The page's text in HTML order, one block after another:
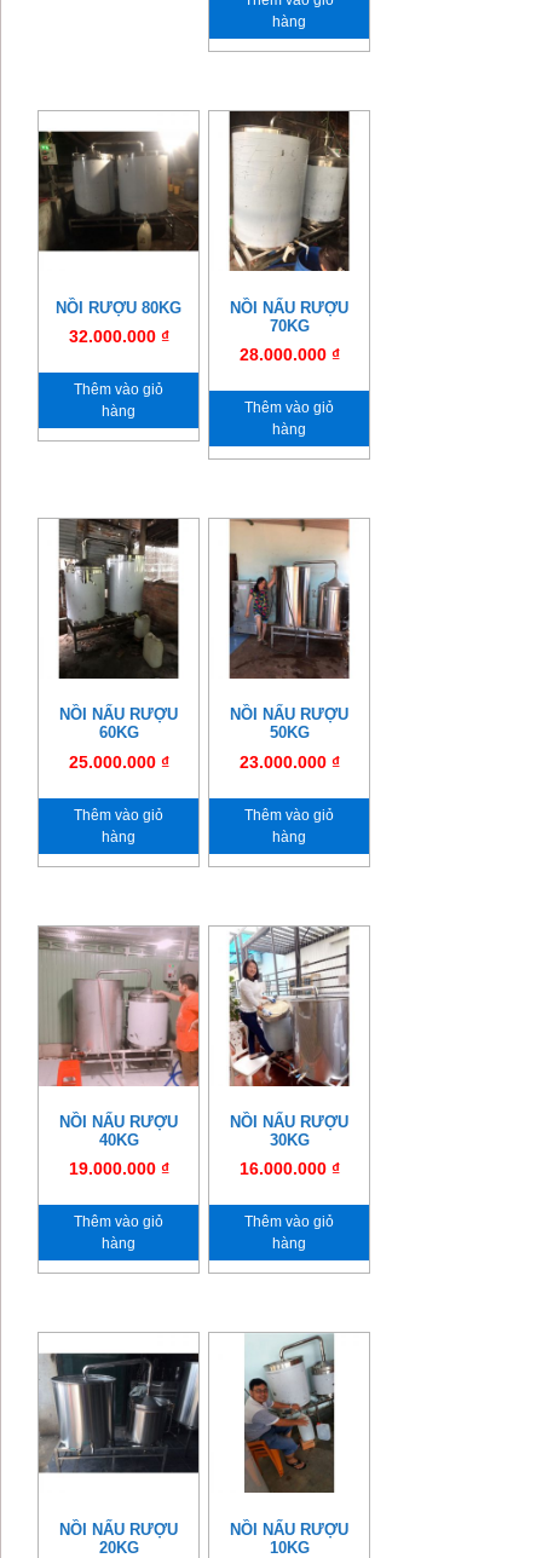
hàng
NỒI RƯỢU 80KG
32.000.000 ₫
Thêm vào giỏ
hàng
NỒI NẤU RƯỢU
70KG
28.000.000 ₫
Thêm vào giỏ
hàng
NỒI NẤU RƯỢU
60KG
25.000.000 ₫
Thêm vào giỏ
hàng
NỒI NẤU RƯỢU
50KG
23.000.000 ₫
Thêm vào giỏ
hàng
NỒI NẤU RƯỢU
40KG
19.000.000 ₫
Thêm vào giỏ
hàng
NỒI NẤU RƯỢU
30KG
16.000.000 ₫
Thêm vào giỏ
hàng
NỒI NẤU RƯỢU
20KG
NỒI NẤU RƯỢU
10KG